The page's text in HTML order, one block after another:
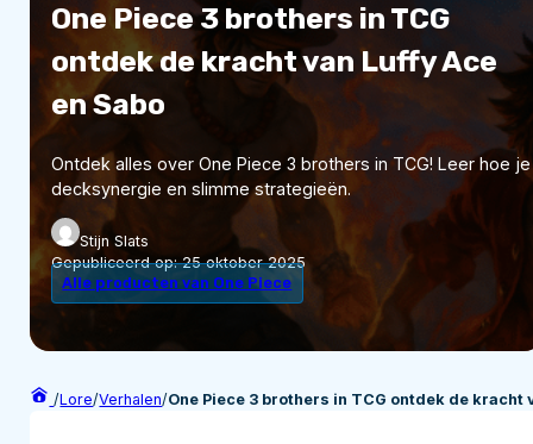
One Piece 3 brothers in TCG
ontdek de kracht van Luffy Ace
en Sabo
Ontdek alles over One Piece 3 brothers in TCG! Leer hoe
decksynergie en slimme strategieën.
Stijn Slats
Gepubliceerd op:25 oktober 2025
Alle producten van One Piece
/Lore/Verhalen/One Piece 3 brothers in TCG ontdek de kracht